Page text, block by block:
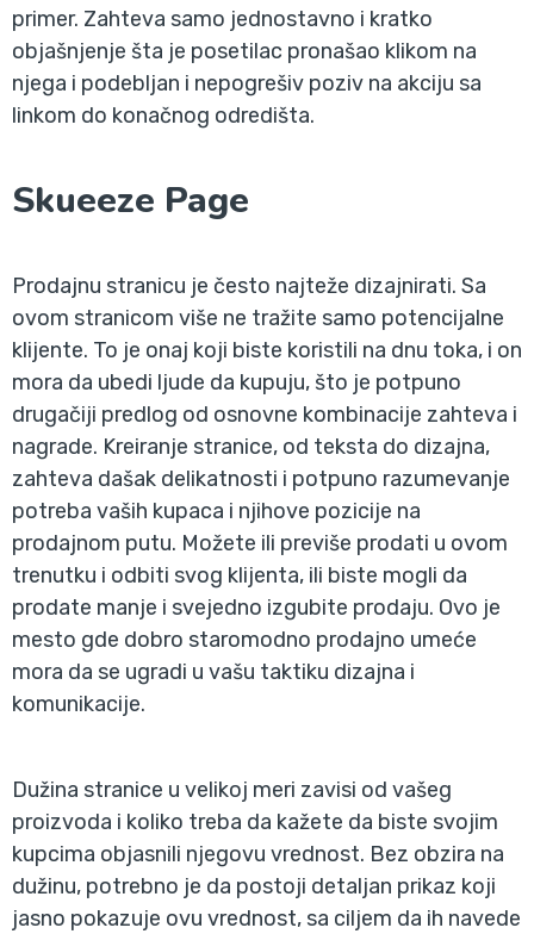
primer. Zahteva samo jednostavno i kratko
objašnjenje šta je posetilac pronašao klikom na
njega i podebljan i nepogrešiv poziv na akciju sa
linkom do konačnog odredišta.
Skueeze Page
Prodajnu stranicu je često najteže dizajnirati. Sa
ovom stranicom više ne tražite samo potencijalne
klijente. To je onaj koji biste koristili na dnu toka, i on
mora da ubedi ljude da kupuju, što je potpuno
drugačiji predlog od osnovne kombinacije zahteva i
nagrade. Kreiranje stranice, od teksta do dizajna,
zahteva dašak delikatnosti i potpuno razumevanje
potreba vaših kupaca i njihove pozicije na
prodajnom putu. Možete ili previše prodati u ovom
trenutku i odbiti svog klijenta, ili biste mogli da
prodate manje i svejedno izgubite prodaju. Ovo je
mesto gde dobro staromodno prodajno umeće
mora da se ugradi u vašu taktiku dizajna i
komunikacije.
Dužina stranice u velikoj meri zavisi od vašeg
proizvoda i koliko treba da kažete da biste svojim
kupcima objasnili njegovu vrednost. Bez obzira na
dužinu, potrebno je da postoji detaljan prikaz koji
jasno pokazuje ovu vrednost, sa ciljem da ih navede